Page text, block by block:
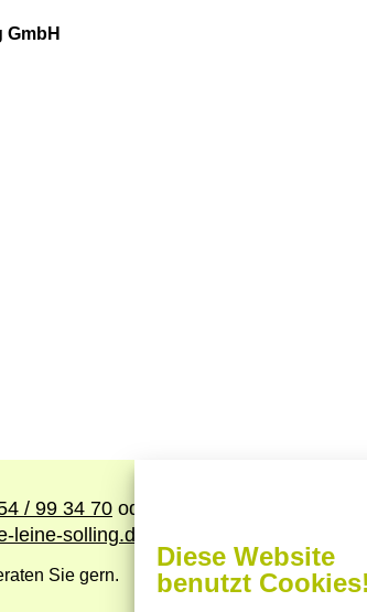
GmbH
/ 99 34 70 oder schreiben Sie
leine-solling.de
Sie gern.
Diese Website
benutzt Cookies!